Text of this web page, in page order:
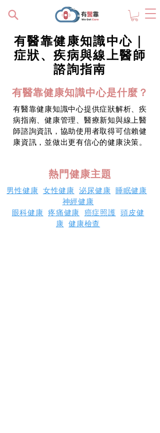
有醫靠健康知識中心｜
症狀、疾病與線上醫師
諮詢指南
有醫靠健康知識中心是什麼？
有醫靠健康知識中心提供症狀解析、疾
病指南、健康管理、醫療新知與線上醫
師諮詢資訊，協助使用者取得可信賴健
康資訊，並做出更有信心的健康決策。
熱門健康主題
男性健康 女性健康 泌尿健康 睡眠健康
神經健康
眼科健康 疼痛健康 癌症照護 頭皮健
康 健康檢查